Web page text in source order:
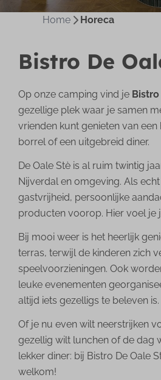
Home Horeca
Bistro De
Op onze camping vind je Bistro
gezellige plek waar je samen
vrienden kunt genieten van een
borrel of een uitgebreid diner.
De Oale Stè is al ruim twintig
Nijverdal en omgeving. Als
gastvrijheid, persoonlijke
producten voorop. Hier voel je
Bij mooi weer is het heerlijk
terras, terwijl de kinderen zich
speelvoorzieningen. Ook
leuke evenementen
altijd iets gezelligs te beleven is.
Of je nu even wilt neerstrijken
gezellig wilt lunchen of de dag
lekker diner: bij Bistro De Oale
welkom!